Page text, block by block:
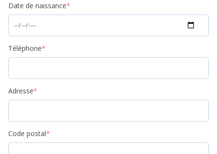
Date de naissance*
Téléphone*
Adresse*
Code postal*